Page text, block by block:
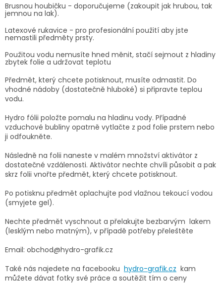
Brusnou houbičku - doporučujeme (zakoupit jak hrubou, tak
jemnou na lak).
Latexové rukavice - pro profesionální použití aby jste
nemastili předměty prsty.
Použitou vodu nemusíte hned měnit, stačí sejmout z hladiny
zbytek folie a udržovat teplotu
Předmět, který chcete potisknout, musíte odmastit. Do
vhodné nádoby (dostatečně hluboké) si připravte teplou
vodu.
Hydro fólii položte pomalu na hladinu vody. Případné
vzduchové bubliny opatrně vytlačte z pod folie prstem nebo
ji odfoukněte.
Následně na folii naneste v malém množství aktivátor z
dostatečné vzdálenosti. Aktivátor nechte chvíli působit a pak
skrz folii vnořte předmět, který chcete potisknout.
Po potisknu předmět oplachujte pod vlažnou tekoucí vodou
(smyjete gel).
Nechte předmět vyschnout a přelakujte bezbarvým lakem
(lesklým nebo matným), v případě potřeby přeleštěte
Email: obchod@hydro-grafik.cz
Také nás najedete na facebooku hydro-grafik.cz kam
můžete dávat fotky své práce a soutěžit tím o ceny